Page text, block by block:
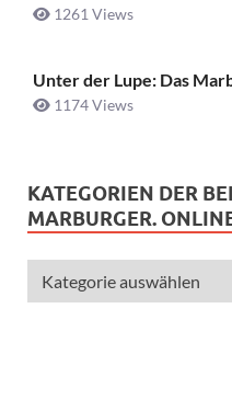
1261 Views
Unter der Lupe: Das
1174 Views
KATEGORIEN DER
MARBURGER.